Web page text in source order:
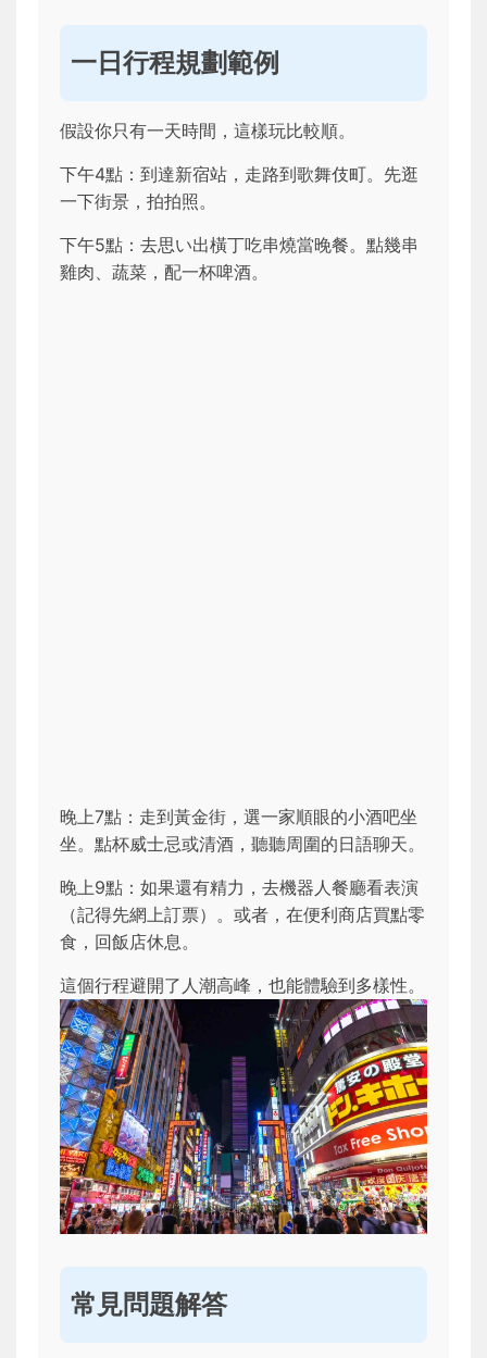
一日行程規劃範例
假設你只有一天時間，這樣玩比較順。
下午4點：到達新宿站，走路到歌舞伎町。先逛
一下街景，拍拍照。
下午5點：去思い出橫丁吃串燒當晚餐。點幾串
雞肉、蔬菜，配一杯啤酒。
晚上7點：走到黃金街，選一家順眼的小酒吧坐
坐。點杯威士忌或清酒，聽聽周圍的日語聊天。
晚上9點：如果還有精力，去機器人餐廳看表演
（記得先網上訂票）。或者，在便利商店買點零
食，回飯店休息。
這個行程避開了人潮高峰，也能體驗到多樣性。
常見問題解答